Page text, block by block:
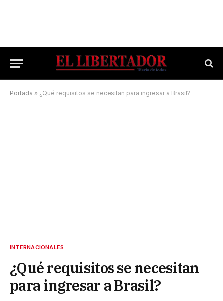
Portada » ¿Qué requisitos se necesitan para ingresar a Brasil?
INTERNACIONALES
¿Qué requisitos se necesitan
para ingresar a Brasil?